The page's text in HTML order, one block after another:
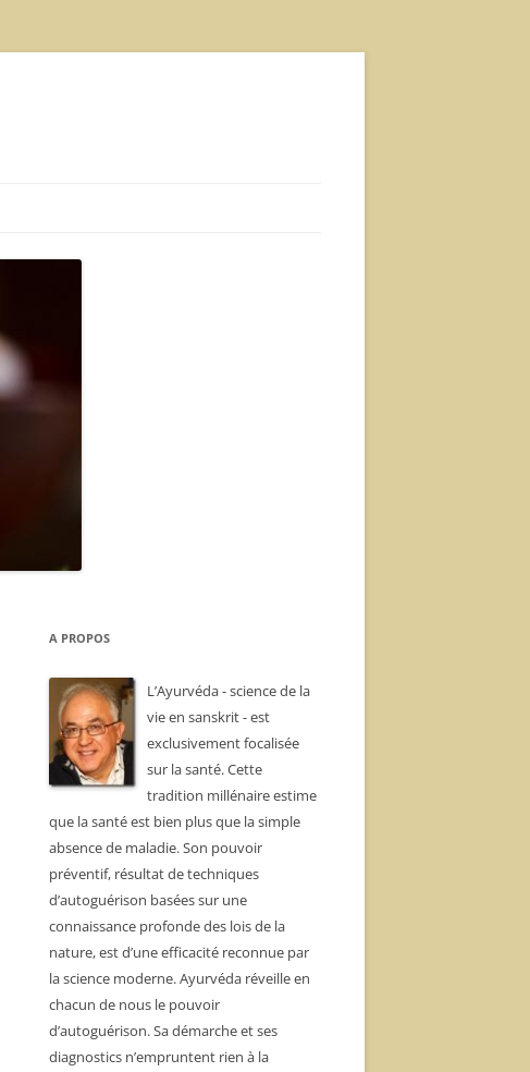
A PROPOS
L’Ayurvéda - science de la
vie en sanskrit - est
exclusivement focalisée
sur la santé. Cette
tradition millénaire estime
que la santé est bien plus que la simple
absence de maladie. Son pouvoir
préventif, résultat de techniques
d’autoguérison basées sur une
connaissance profonde des lois de la
nature, est d’une efficacité reconnue par
la science moderne. Ayurvéda réveille en
chacun de nous le pouvoir
d’autoguérison. Sa démarche et ses
diagnostics n’empruntent rien à la